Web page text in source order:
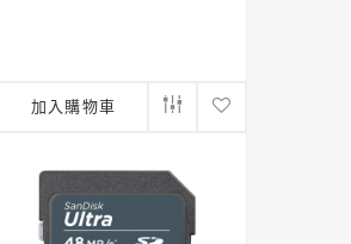
加入購物車